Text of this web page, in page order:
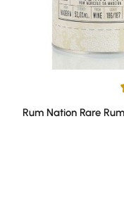
Durchschnittliche
Rum Nation Rare